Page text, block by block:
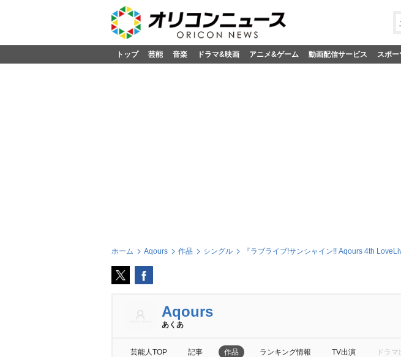
トップ 芸能 音楽 ドラマ&映画 アニメ&ゲーム 動画配信サービス スポー
ホーム Aqours 作品 シングル 『ラブライブ!サンシャイン!! Aqours 4th
Aqours
あくあ
芸能人TOP 記事 作品 ランキング情報 TV出演 ドラ